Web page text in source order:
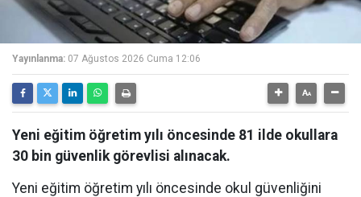
Yayınlanma: 07 Ağustos 2026 Cuma 12:06
Yeni eğitim öğretim yılı öncesinde 81 ilde okullara
30 bin güvenlik görevlisi alınacak.
Yeni eğitim öğretim yılı öncesinde okul güvenliğini